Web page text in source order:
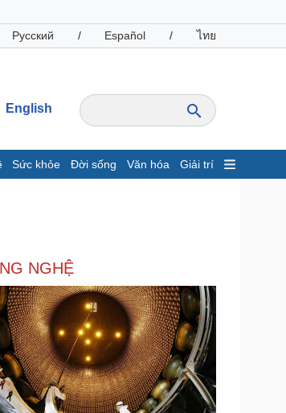
Русский / Español / ไทย
English
Sức khỏe Đời sống Văn hóa Giải trí
Giá cà phê
nghiệp
Công nghệ
Sành điệu
Tin Công nghệ
Trải nghiệm
Chuyển đổi số
NGHỆ